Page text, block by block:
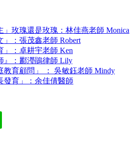
」玫瑰還是玫瑰：林佳燕老師 Monica
」：張茂鑫老師 Robert
」：卓耕宇老師 Ken
』：酈瀅鵑律師 Lily
教育顧問」 ： 吳敏鈺老師 Mindy
發育」：余佳倩醫師